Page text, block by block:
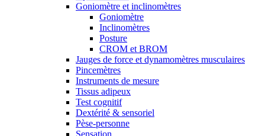
Goniomètre et inclinomètres
Goniomètre
Inclinomètres
Posture
CROM et BROM
Jauges de force et dynamomètres musculaires
Pincemètres
Instruments de mesure
Tissus adipeux
Test cognitif
Dextérité & sensoriel
Pèse-personne